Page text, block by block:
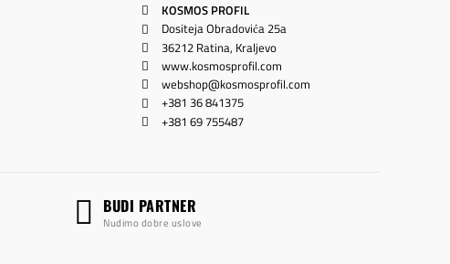
KOSMOS PROFIL
Dositeja Obradovića 25a
36212 Ratina, Kraljevo
www.kosmosprofil.com
webshop@kosmosprofil.com
+381 36 841375
+381 69 755487
BUDI PARTNER
Nudimo dobre uslove